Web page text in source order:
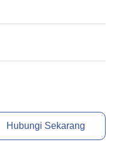
Hubungi Sekarang